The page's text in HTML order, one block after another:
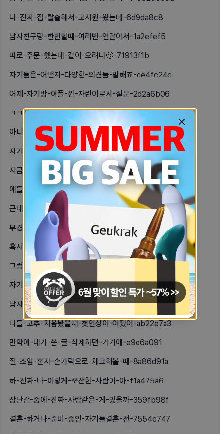
나-진짜-집-탈출해서-고시원-왔는데-6d9da8c8
남자친구랑-한번할때-여러번-연달아서-1a2efef5
따로-주문-했는데-같이-오려나🙂-71913f1b
자기들은-어떤지-다양한-의견들-말해죠-ce4fc24c
어제-자기방-어플-깐-자린이로서-질문-2d2a6b06
ㅋㅋㅋㅋ오늘-미션이-댓글-50개-글-be4b89da
아니-내-남친-자기-성욕-쎄다고-생각-3649e185
자기들-이번에-드라마-엄마친구아들-알-bc083df8
지금-남자친군-없지만-전에-남자친구가-98d5aa1a
얘들아-이거-미션-답글도-해당돼-2653b516
근데-댓글-삭제-어케-하는거야-다들-ebd744fb
무경험자의-궁금증-풀어줄-자기들~밥-ec14fa5e
혹시-교정용왁스-약국에도-팔까지금-추-65f88457
그럼-나-궁금한거-한가지-더-생겼어-65a1fb7a
자기들-연애-할때-어떤-스탈이야-17e7921b
남자가-꼭-가다실-맞아야-할까-남친잇-bc5a65cb
다들-고추-처음봤을때-첫인상이-어땠어-ab22e7a3
만약에-내가-쓴-글-삭제하면-거기에-e9e6a091
질-조임-혼자-손가락으로-체크해볼-때-8a86d91a
하-진짜-나-이렇게-쪼잔한-사람이-아-f1a475a6
장난감-중에-진짜-사람같은-게-있을까-359fb98f
결혼-하거나-준비-중인-자기들결혼-전-7554c747